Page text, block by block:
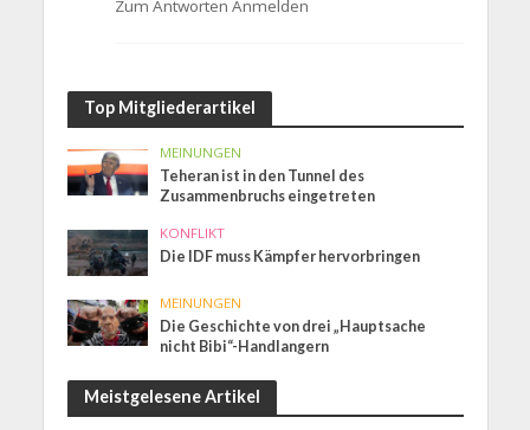
Zum Antworten Anmelden
Top Mitgliederartikel
MEINUNGEN
Teheran ist in den Tunnel des
Zusammenbruchs eingetreten
KONFLIKT
Die IDF muss Kämpfer hervorbringen
MEINUNGEN
Die Geschichte von drei „Hauptsache
nicht Bibi“-Handlangern
Meistgelesene Artikel